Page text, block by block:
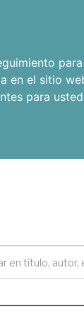
en el sitio
para usted